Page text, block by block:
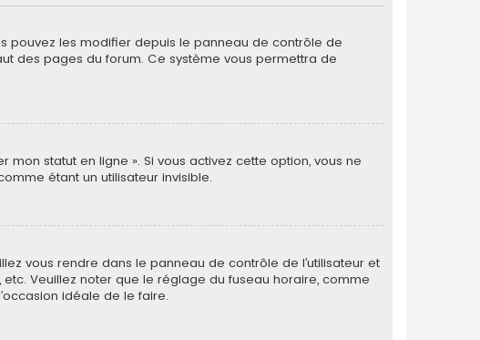
pouvez les modifier depuis le panneau de contrôle de
des pages du forum. Ce système vous permettra de
mon statut en ligne ». Si vous activez cette option, vous ne
étant un utilisateur invisible.
vous rendre dans le panneau de contrôle de l’utilisateur et
Veuillez noter que le réglage du fuseau horaire, comme
idéale de le faire.